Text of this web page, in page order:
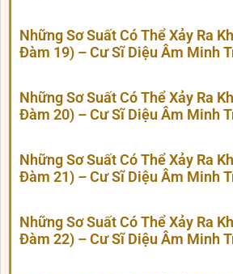
Những Sơ Suất Có Thể Xảy Ra
Đàm 19) – Cư Sĩ Diệu Âm Minh
Những Sơ Suất Có Thể Xảy Ra
Đàm 20) – Cư Sĩ Diệu Âm Minh
Những Sơ Suất Có Thể Xảy Ra
Đàm 21) – Cư Sĩ Diệu Âm Minh
Những Sơ Suất Có Thể Xảy Ra
Đàm 22) – Cư Sĩ Diệu Âm Minh